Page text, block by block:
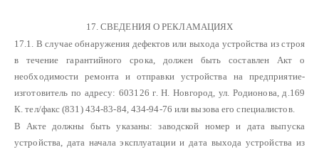
17. СВЕДЕНИЯ О РЕКЛАМАЦИЯХ
17.1. В случае обнаружения дефектов или выхода устройства из строя
в течение гарантийного срока, должен быть составлен Акт о
необходимости ремонта и отправки устройства на предприятие-
изготовитель по адресу: 603126 г. Н. Новгород, ул. Родионова, д.169
К. тел/факс (831) 434-83-84, 434-94-76 или вызова его специалистов.
В Акте должны быть указаны: заводской номер и дата выпуска
устройства, дата начала эксплуатации и дата выхода устройства из